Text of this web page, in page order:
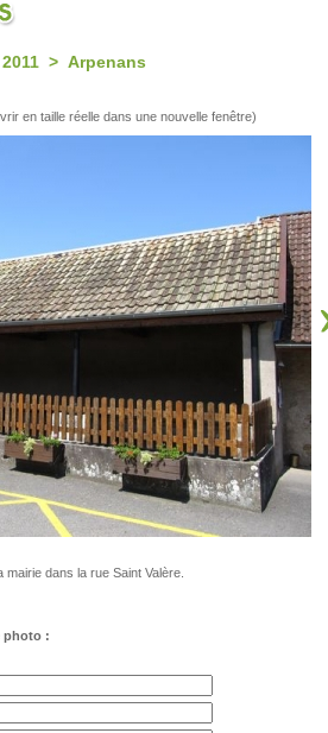
> Arpenans
en taille réelle dans une nouvelle fenêtre)
mairie dans la rue Saint Valère.
photo :